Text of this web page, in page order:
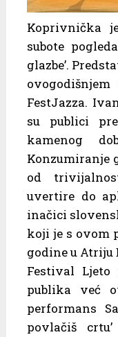
Koprivnička
subote
glazbe’.
FestJazza.
su publici
kamenog
Konzumiranje
od
uvertire do
inačici
koji je s ovom
godine u Atriju
Festival Ljeto
publika već
performans
povlačiš